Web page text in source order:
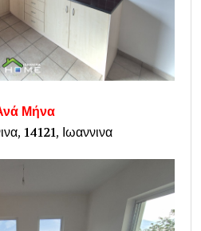
Μήνα
14121, Ιωαννινα